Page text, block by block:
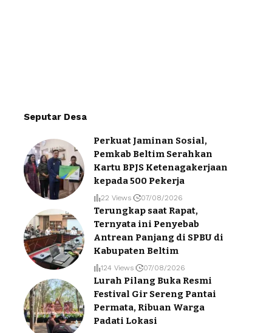
Seputar Desa
Perkuat Jaminan Sosial,
Pemkab Beltim Serahkan
Kartu BPJS Ketenagakerjaan
kepada 500 Pekerja
22 Views 07/08/2026
Terungkap saat Rapat,
Ternyata ini Penyebab
Antrean Panjang di SPBU di
Kabupaten Beltim
124 Views 07/08/2026
Lurah Pilang Buka Resmi
Festival Gir Sereng Pantai
Permata, Ribuan Warga
Padati Lokasi